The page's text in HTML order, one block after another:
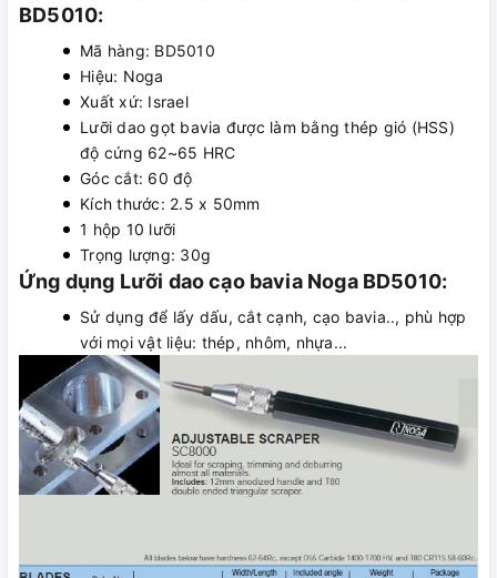
BD5010:
Mã hàng: BD5010
Hiệu: Noga
Xuất xứ: Israel
Lưỡi dao gọt bavia được làm bằng thép gió (HSS)
độ cứng 62~65 HRC
Góc cắt: 60 độ
Kích thước: 2.5 x 50mm
1 hộp 10 lưỡi
Trọng lượng: 30g
Ứng dụng Lưỡi dao cạo bavia Noga BD5010:
Sử dụng để lấy dấu, cắt cạnh, cạo bavia.., phù hợp
với mọi vật liệu: thép, nhôm, nhựa...